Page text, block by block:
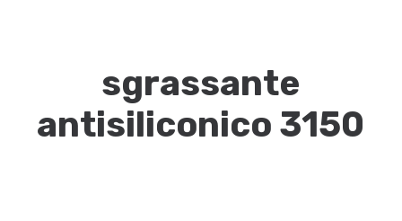
sgrassante
antisiliconico 3150